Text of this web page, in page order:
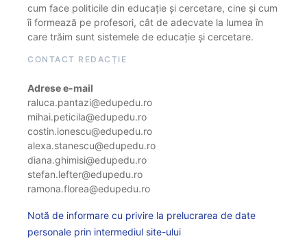
cum face politicile din educație și cercetare, cine și cum
îi formează pe profesori, cât de adecvate la lumea în
care trăim sunt sistemele de educație și cercetare.
CONTACT REDACȚIE
Adrese e-mail
raluca.pantazi@edupedu.ro
mihai.peticila@edupedu.ro
costin.ionescu@edupedu.ro
alexa.stanescu@edupedu.ro
diana.ghimisi@edupedu.ro
stefan.lefter@edupedu.ro
ramona.florea@edupedu.ro
Notă de informare cu privire la prelucrarea de date
personale prin intermediul site-ului